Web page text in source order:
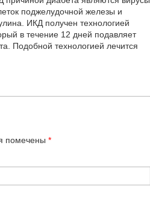
поджелудочной железы и
ИКД получен технологией
в течение 12 дней подавляет
Подобной технологией лечится
помечены *